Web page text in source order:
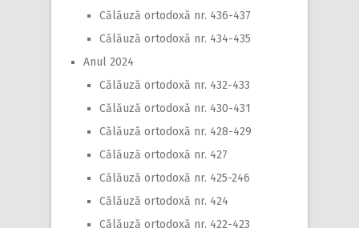
Călăuză ortodoxă nr. 436-437
Călăuză ortodoxă nr. 434-435
Anul 2024
Călăuză ortodoxă nr. 432-433
Călăuză ortodoxă nr. 430-431
Călăuză ortodoxă nr. 428-429
Călăuză ortodoxă nr. 427
Călăuză ortodoxă nr. 425-246
Călăuză ortodoxă nr. 424
Călăuză ortodoxă nr. 422-423